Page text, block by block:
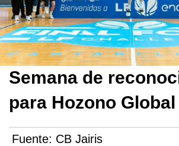
Semana de
para Hozono
Fuente: CB Jairis